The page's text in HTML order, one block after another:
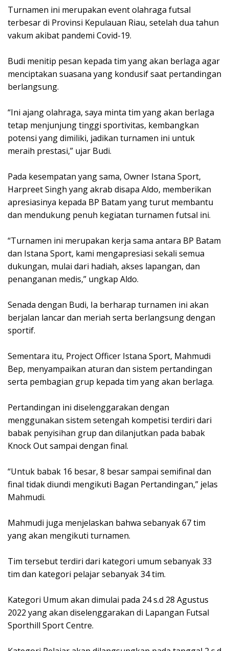
Turnamen ini merupakan event olahraga futsal
terbesar di Provinsi Kepulauan Riau, setelah dua tahun
vakum akibat pandemi Covid-19.
Budi menitip pesan kepada tim yang akan berlaga agar
menciptakan suasana yang kondusif saat pertandingan
berlangsung.
“Ini ajang olahraga, saya minta tim yang akan berlaga
tetap menjunjung tinggi sportivitas, kembangkan
potensi yang dimiliki, jadikan turnamen ini untuk
meraih prestasi,” ujar Budi.
Pada kesempatan yang sama, Owner Istana Sport,
Harpreet Singh yang akrab disapa Aldo, memberikan
apresiasinya kepada BP Batam yang turut membantu
dan mendukung penuh kegiatan turnamen futsal ini.
“Turnamen ini merupakan kerja sama antara BP Batam
dan Istana Sport, kami mengapresiasi sekali semua
dukungan, mulai dari hadiah, akses lapangan, dan
penanganan medis,” ungkap Aldo.
Senada dengan Budi, Ia berharap turnamen ini akan
berjalan lancar dan meriah serta berlangsung dengan
sportif.
Sementara itu, Project Officer Istana Sport, Mahmudi
Bep, menyampaikan aturan dan sistem pertandingan
serta pembagian grup kepada tim yang akan berlaga.
Pertandingan ini diselenggarakan dengan
menggunakan sistem setengah kompetisi terdiri dari
babak penyisihan grup dan dilanjutkan pada babak
Knock Out sampai dengan final.
“Untuk babak 16 besar, 8 besar sampai semifinal dan
final tidak diundi mengikuti Bagan Pertandingan,” jelas
Mahmudi.
Mahmudi juga menjelaskan bahwa sebanyak 67 tim
yang akan mengikuti turnamen.
Tim tersebut terdiri dari kategori umum sebanyak 33
tim dan kategori pelajar sebanyak 34 tim.
Kategori Umum akan dimulai pada 24 s.d 28 Agustus
2022 yang akan diselenggarakan di Lapangan Futsal
Sporthill Sport Centre.